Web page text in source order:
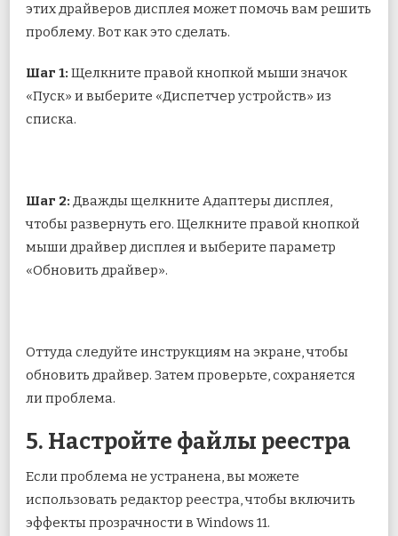
этих драйверов дисплея может помочь вам решить
проблему. Вот как это сделать.
Шаг 1: Щелкните правой кнопкой мыши значок
«Пуск» и выберите «Диспетчер устройств» из
списка.
Шаг 2: Дважды щелкните Адаптеры дисплея,
чтобы развернуть его. Щелкните правой кнопкой
мыши драйвер дисплея и выберите параметр
«Обновить драйвер».
Оттуда следуйте инструкциям на экране, чтобы
обновить драйвер. Затем проверьте, сохраняется
ли проблема.
5. Настройте файлы реестра
Если проблема не устранена, вы можете
использовать редактор реестра, чтобы включить
эффекты прозрачности в Windows 11.